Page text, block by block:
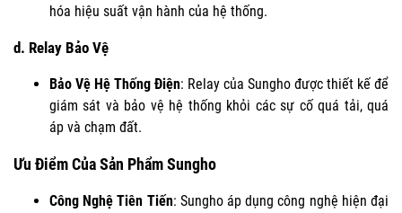
hóa hiệu suất vận hành của hệ thống.
d. Relay Bảo Vệ
Bảo Vệ Hệ Thống Điện: Relay của Sungho được thiết kế để
giám sát và bảo vệ hệ thống khỏi các sự cố quá tải, quá
áp và chạm đất.
Ưu Điểm Của Sản Phẩm Sungho
Công Nghệ Tiên Tiến: Sungho áp dụng công nghệ hiện đại